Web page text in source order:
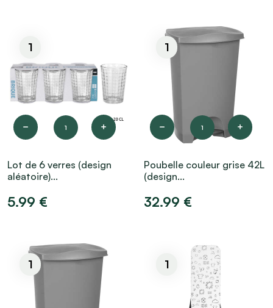
1
1
Lot de 6 verres (design
aléatoire)...
5.99 €
1
1
Poubelle couleur grise 42L
(design...
32.99 €
1 1